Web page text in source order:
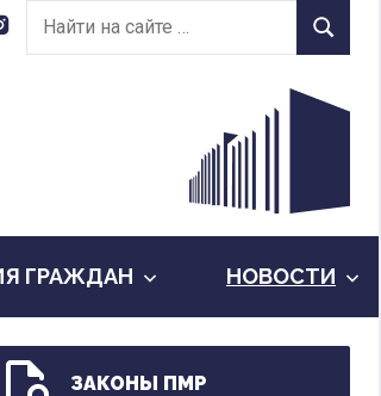
Найти
на
Найти
ГРАЖДАН НОВОСТИ
ЗАКОНЫ ПМР